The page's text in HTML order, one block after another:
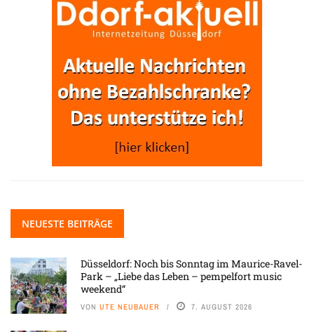
NEUESTE BEITRÄGE
Düsseldorf: Noch bis Sonntag im Maurice-Ravel-
Park – „Liebe das Leben – pempelfort music
weekend“
VON UTE NEUBAUER 7. AUGUST 2026